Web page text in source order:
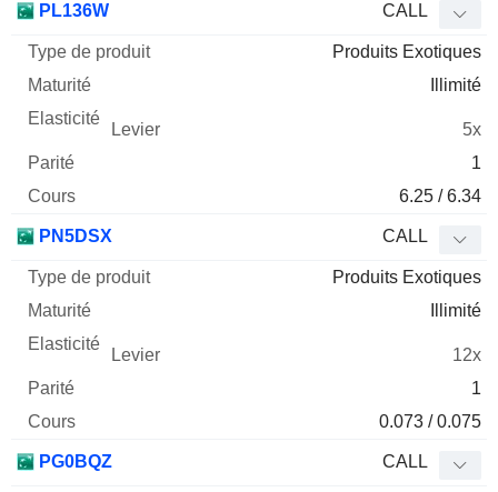
PL136W CALL
Produits Exotiques
Illimité
5x
1
6.25 / 6.34
PN5DSX CALL
Produits Exotiques
Illimité
12x
1
0.073 / 0.075
PG0BQZ CALL